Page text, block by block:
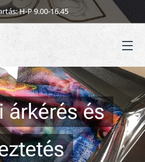
H-P 9.00-16.45
árkérés és